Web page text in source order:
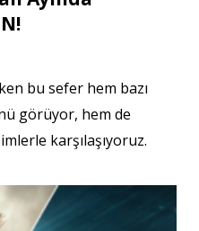
bu sefer hem bazı
görüyor, hem de
karşılaşıyoruz.